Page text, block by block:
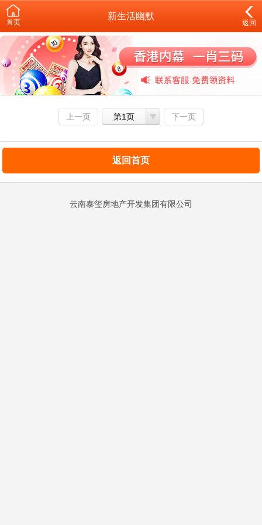
首页
新生活幽默
返回
上一页 第1页 下一页
返回首页
云南泰玺房地产开发集团有限公司